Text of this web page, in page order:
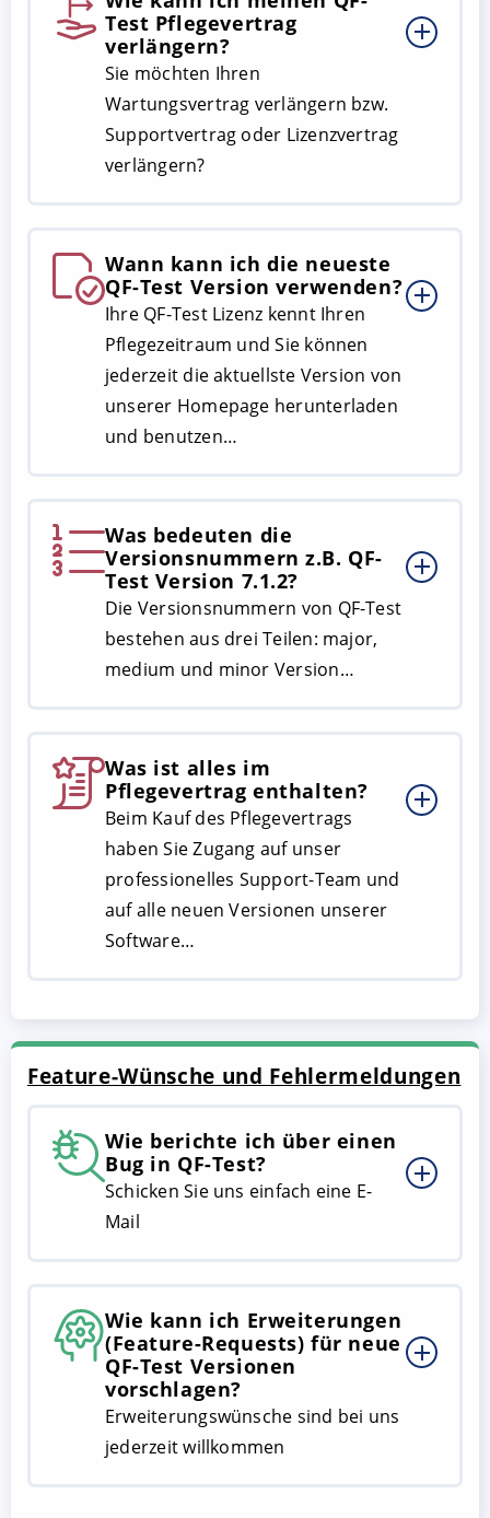
Test Pflegevertrag
verlängern?
Sie möchten Ihren
Wartungsvertrag verlängern bzw.
Supportvertrag oder Lizenzvertrag
verlängern?
Wann kann ich die neueste
QF-Test Version verwenden?
Ihre QF-Test Lizenz kennt Ihren
Pflegezeitraum und Sie können
jederzeit die aktuellste Version von
unserer Homepage herunterladen
und benutzen…
Was bedeuten die
Versionsnummern z.B. QF-
Test Version 7.1.2?
Die Versionsnummern von QF-Test
bestehen aus drei Teilen: major,
medium und minor Version…
Was ist alles im
Pflegevertrag enthalten?
Beim Kauf des Pflegevertrags
haben Sie Zugang auf unser
professionelles Support-Team und
auf alle neuen Versionen unserer
Software…
Feature-Wünsche und Fehlermeldungen
Wie berichte ich über einen
Bug in QF-Test?
Schicken Sie uns einfach eine E-
Mail
Wie kann ich Erweiterungen
(Feature-Requests) für neue
QF-Test Versionen
vorschlagen?
Erweiterungswünsche sind bei uns
jederzeit willkommen